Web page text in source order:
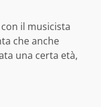
il musicista
che anche
una certa età,